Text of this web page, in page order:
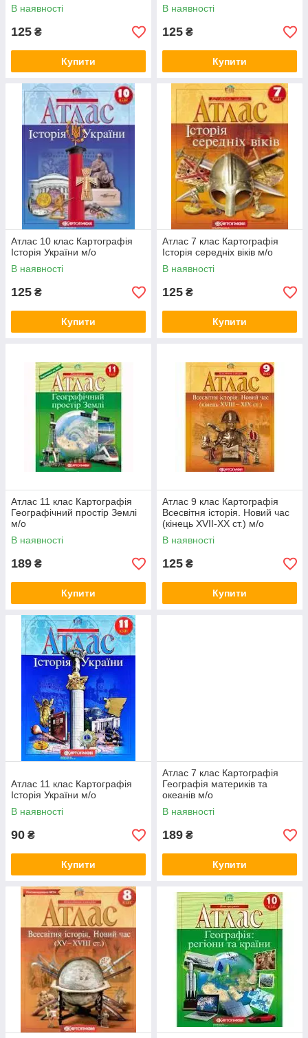
В наявності
125 ₴
Купити
В наявності
125 ₴
Купити
Атлас 10 клас Картографія
Історія України м/о
В наявності
125 ₴
Купити
Атлас 7 клас Картографія
Історія середніх віків м/о
В наявності
125 ₴
Купити
Атлас 11 клас Картографія
Географічний простір Землі
м/о
В наявності
189 ₴
Купити
Атлас 9 клас Картографія
Всесвітня історія. Новий час
(кінець XVII-XX ст.) м/о
В наявності
125 ₴
Купити
Атлас 11 клас Картографія
Історія України м/о
В наявності
90 ₴
Купити
Атлас 7 клас Картографія
Географія материків та
океанів м/о
В наявності
189 ₴
Купити